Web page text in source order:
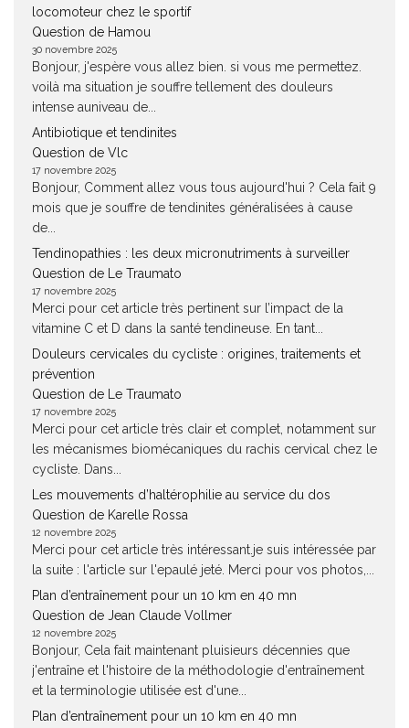
locomoteur chez le sportif
Question de Hamou
30 novembre 2025
Bonjour, j'espère vous allez bien. si vous me permettez.
voilà ma situation je souffre tellement des douleurs
intense auniveau de...
Antibiotique et tendinites
Question de Vlc
17 novembre 2025
Bonjour, Comment allez vous tous aujourd'hui ? Cela fait 9
mois que je souffre de tendinites généralisées à cause
de...
Tendinopathies : les deux micronutriments à surveiller
Question de Le Traumato
17 novembre 2025
Merci pour cet article très pertinent sur l’impact de la
vitamine C et D dans la santé tendineuse. En tant...
Douleurs cervicales du cycliste : origines, traitements et
prévention
Question de Le Traumato
17 novembre 2025
Merci pour cet article très clair et complet, notamment sur
les mécanismes biomécaniques du rachis cervical chez le
cycliste. Dans...
Les mouvements d’haltérophilie au service du dos
Question de Karelle Rossa
12 novembre 2025
Merci pour cet article très intéressant.je suis intéressée par
la suite : l'article sur l'epaulé jeté. Merci pour vos photos,...
Plan d’entraînement pour un 10 km en 40 mn
Question de Jean Claude Vollmer
12 novembre 2025
Bonjour, Cela fait maintenant pluisieurs décennies que
j'entraîne et l'histoire de la méthodologie d'entraînement
et la terminologie utilisée est d'une...
Plan d’entraînement pour un 10 km en 40 mn